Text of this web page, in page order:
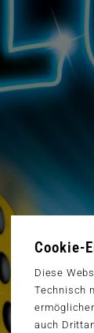
Cookie-
Diese
Technisch
auch